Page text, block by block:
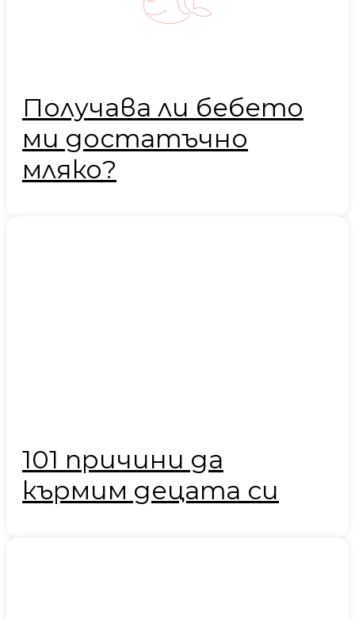
Получава ли бебето
ми достатъчно
мляко?
101 причини да
кърмим децата си